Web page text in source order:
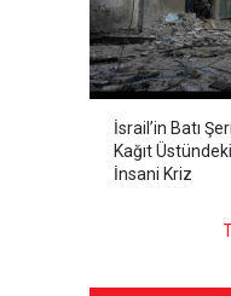
İsrail’in Batı
Kağıt
İnsani Kriz